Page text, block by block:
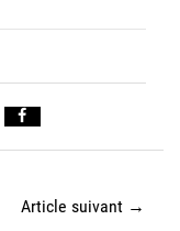
Article suivant →